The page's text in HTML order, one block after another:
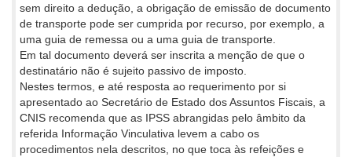
sem direito a dedução, a obrigação de emissão de documento
de transporte pode ser cumprida por recurso, por exemplo, a
uma guia de remessa ou a uma guia de transporte.
Em tal documento deverá ser inscrita a menção de que o
destinatário não é sujeito passivo de imposto.
Nestes termos, e até resposta ao requerimento por si
apresentado ao Secretário de Estado dos Assuntos Fiscais, a
CNIS recomenda que as IPSS abrangidas pelo âmbito da
referida Informação Vinculativa levem a cabo os
procedimentos nela descritos, no que toca às refeições e